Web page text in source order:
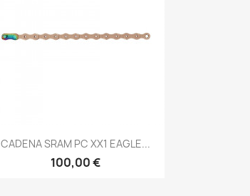
Vista rápida
CADENA SRAM PC XX1 EAGLE...
100,00 €